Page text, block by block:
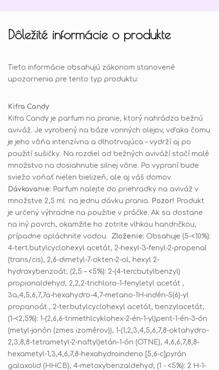
Dôležité informácie o produkte
Tieto informácie obsahujú zákonom stanovené
upozornenia pre tento typ produktu:
Kifra Candy
Kifra Candy je parfum na pranie, ktorý nahrádza bežnú
aviváž. Je vyrobený na báze vonných olejov, vďaka čomu
je jeho vôňa intenzívna a dlhotrvajúca – vydrží aj po
použití sušičky. Na rozdiel od bežných aviváží stačí malé
množstvo na dosiahnutie silnej vône. Po vypraní bude
sviežo voňať nielen bielizeň, ale aj váš domov.
Dávkovanie: Parfum nalejte do priehradky na aviváž v
množstve 2,5 ml na jednu dávku prania. Pozor! Produkt
je určený výhradne na použitie v práčke. Ak sa dostane
na iný povrch, okamžite ho zotrite vlhkou handričkou,
prípadne opláchnite vodou. Zloženie: Obsahuje (5-<10%):
4-tert.butylcyclohexyl acetát, 2-hexyl-3-fenyl-2-propenal
(trans/cis), 2,6-dimetyl-7-okten-2-ol, hexyl 2-
hydroxybenzoát; (2,5 – <5%): 2-(4-tercbutylbenzyl)
propionaldehyd, 2,2,2-trichloro-1-fenyletyl acetát ,
3a,4,5,6,7,7a-hexahydro-4,7-metano-1H-indén-5(6)-yl
propanoát , 2-ter.butylcyclohexyl acetát, benzylacetát;
(1-<2,5%): 1-(2,6,6-trimethlcyklohex-2-én-1-yl)pent-1-én-3-ón
(metyl-jonón (zmes izomérov)), 1-(1,2,3,4,5,6,7,8-oktahydro-
2,3,8,8-tetrametyl-2-naftyl)etán-1-ón (OTNE), 4,6,6,7,8,8-
hexametyl-1,3,4,6,7,8-hexahydroindeno [5,6-c]pyrán
galaxolid (HHCB), 4-metoxybenzaldehyd; (1 - <5%): 2 H-1-